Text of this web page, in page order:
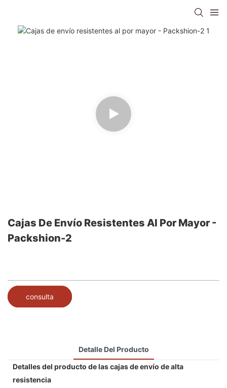
Cajas De Envío Resistentes Al Por Mayor -
Packshion-2
consulta
Detalle Del Producto
Detalles del producto de las cajas de envío de alta
resistencia